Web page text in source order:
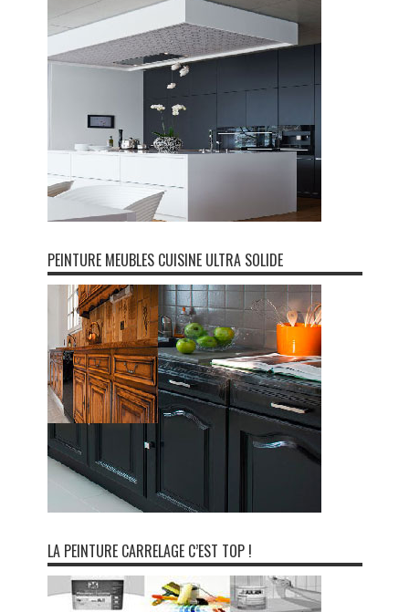
PEINTURE MEUBLES CUISINE ULTRA SOLIDE
LA PEINTURE CARRELAGE C’EST TOP !